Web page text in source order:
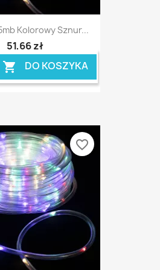
Kolorowy Sznur...
51,66 zł
 DO KOSZYKA
favorite_border